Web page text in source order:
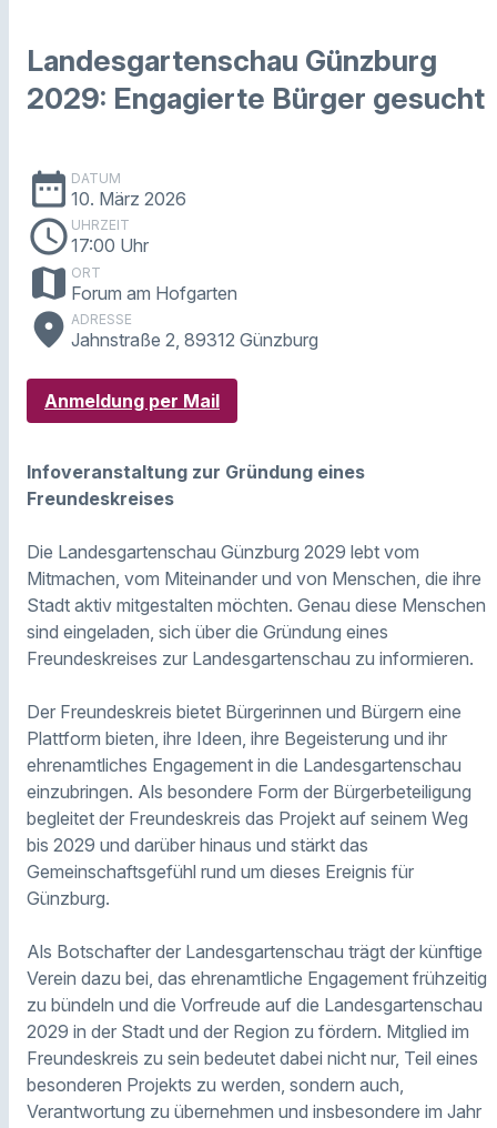
Landesgartenschau Günzburg
2029: Engagierte Bürger gesucht
date_range DATUM
10. März 2026
schedule UHRZEIT
17:00 Uhr
map ORT
Forum am Hofgarten
place ADRESSE
Jahnstraße 2, 89312 Günzburg
Anmeldung per Mail
Infoveranstaltung zur Gründung eines
Freundeskreises
Die Landesgartenschau Günzburg 2029 lebt vom
Mitmachen, vom Miteinander und von Menschen, die ihre
Stadt aktiv mitgestalten möchten. Genau diese Menschen
sind eingeladen, sich über die Gründung eines
Freundeskreises zur Landesgartenschau zu informieren.
Der Freundeskreis bietet Bürgerinnen und Bürgern eine
Plattform bieten, ihre Ideen, ihre Begeisterung und ihr
ehrenamtliches Engagement in die Landesgartenschau
einzubringen. Als besondere Form der Bürgerbeteiligung
begleitet der Freundeskreis das Projekt auf seinem Weg
bis 2029 und darüber hinaus und stärkt das
Gemeinschaftsgefühl rund um dieses Ereignis für
Günzburg.
Als Botschafter der Landesgartenschau trägt der künftige
Verein dazu bei, das ehrenamtliche Engagement frühzeitig
zu bündeln und die Vorfreude auf die Landesgartenschau
2029 in der Stadt und der Region zu fördern. Mitglied im
Freundeskreis zu sein bedeutet dabei nicht nur, Teil eines
besonderen Projekts zu werden, sondern auch,
Verantwortung zu übernehmen und insbesondere im Jahr